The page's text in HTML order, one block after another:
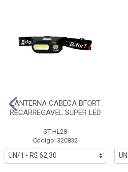
LANTERNA CABECA BFORT
RECARREGAVEL SUPER LED
ST-HL28
Código: 320832